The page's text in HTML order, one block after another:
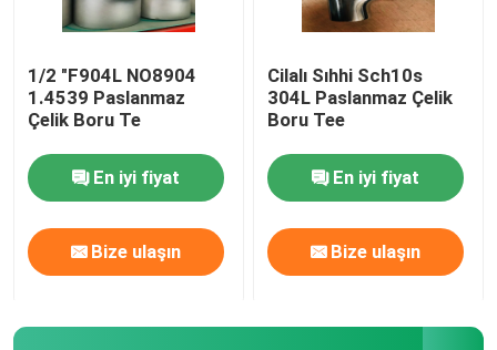
1/2 "F904L NO8904
1.4539 Paslanmaz
Çelik Boru Te
En iyi fiyat
Bize ulaşın
Cilalı Sıhhi Sch10s
304L Paslanmaz Çelik
Boru Tee
En iyi fiyat
Bize ulaşın